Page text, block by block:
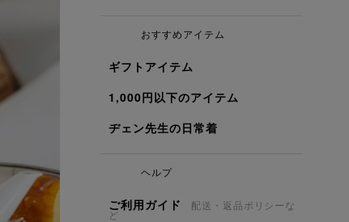
おすすめアイテム
ギフトアイテム
1,000円以下のアイテム
ヂェン先生の日常着
ヘルプ
ご利用ガイド 配送・返品ポリシーな
ど